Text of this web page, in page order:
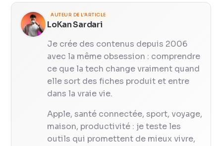
AUTEUR DE L'ARTICLE
LoKan Sardari
Je crée des contenus depuis 2006
avec la même obsession : comprendre
ce que la tech change vraiment quand
elle sort des fiches produit et entre
dans la vraie vie.
Apple, santé connectée, sport, voyage,
maison, productivité : je teste les
outils qui promettent de mieux vivre,